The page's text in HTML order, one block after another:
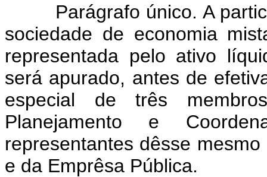
Parágrafo único. A
sociedade de economia
representada pelo ativo
será apurado, antes de
especial de três
Planejamento e
representantes dêsse
e da Emprêsa Pública.